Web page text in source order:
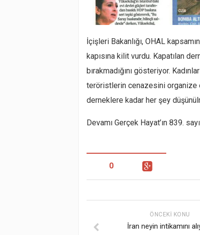
İçişleri Bakanlığı, OHAL
kapısına kilit vurdu. Kapatılan
bırakmadığını gösteriyor.
teröristlerin cenazesini organize
derneklere kadar her şey
Devamı Gerçek Hayat’ın 839.
0
ÖNCEKI KONU
İran neyin intikamını